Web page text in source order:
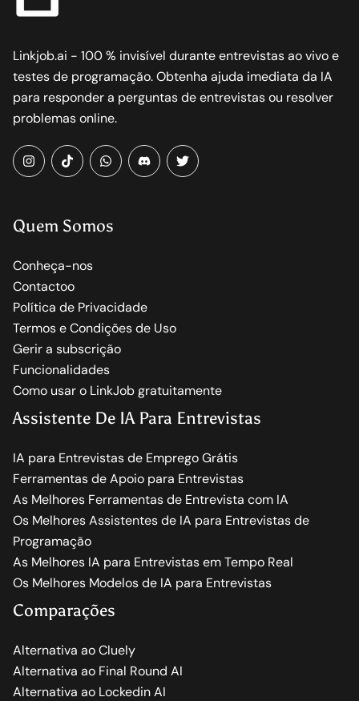
Linkjob.ai - 100 % invisível durante entrevistas ao vivo e
testes de programação. Obtenha ajuda imediata da IA
para responder a perguntas de entrevistas ou resolver
problemas online.
instagramtiktok whatsappDiscordtwitter
Quem Somos
Conheça-nos
Contactoo
Política de Privacidade
Termos e Condições de Uso
Gerir a subscrição
Funcionalidades
Como usar o LinkJob gratuitamente
Assistente De IA Para Entrevistas
IA para Entrevistas de Emprego Grátis
Ferramentas de Apoio para Entrevistas
As Melhores Ferramentas de Entrevista com IA
Os Melhores Assistentes de IA para Entrevistas de
Programação
As Melhores IA para Entrevistas em Tempo Real
Os Melhores Modelos de IA para Entrevistas
Comparações
Alternativa ao Cluely
Alternativa ao Final Round AI
Alternativa ao Lockedin AI